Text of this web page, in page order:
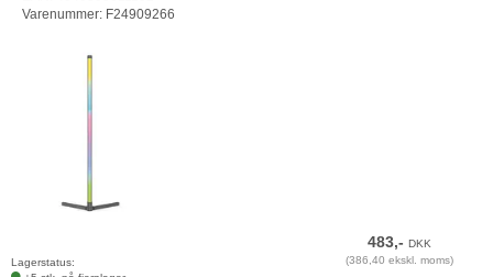
Varenummer: F24909266
Lagerstatus:
483,-DKK
(386,40 ekskl. moms)